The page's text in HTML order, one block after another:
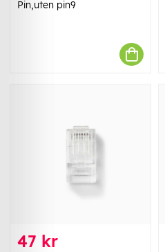
Pin,uten pin9
47 kr